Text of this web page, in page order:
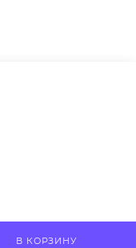
В КОРЗИНУ